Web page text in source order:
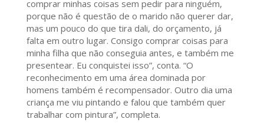
comprar minhas coisas sem pedir para ninguém,
porque não é questão de o marido não querer dar,
mas um pouco do que tira dali, do orçamento, já
falta em outro lugar. Consigo comprar coisas para
minha filha que não conseguia antes, e também me
presentear. Eu conquistei isso”, conta. “O
reconhecimento em uma área dominada por
homens também é recompensador. Outro dia uma
criança me viu pintando e falou que também quer
trabalhar com pintura”, completa.